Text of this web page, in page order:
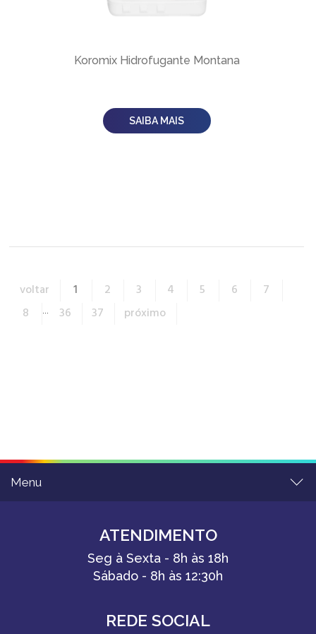
Koromix Hidrofugante Montana
SAIBA MAIS
voltar 1 2 3 4 5 6
7
8
36 37 próximo
Menu
ATENDIMENTO
Seg à Sexta - 8h às 18h
Sábado - 8h às 12:30h
REDE SOCIAL